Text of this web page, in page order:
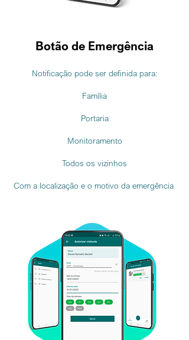
Botão de Emergência
Notificação pode ser definida para:
Família
Portaria
Monitoramento
Todos os vizinhos
Com a localização e o motivo da emergência